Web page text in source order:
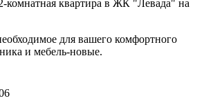
комнатная квартира в ЖК "Левада" на
для вашего комфортного
и мебель-новые.